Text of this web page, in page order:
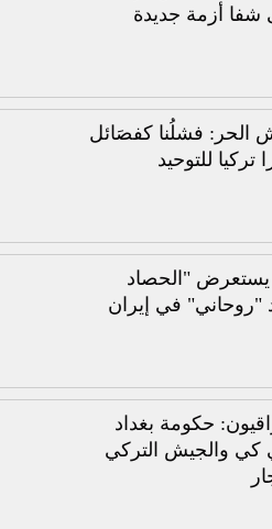
شفا أزمة جديدة
الحر: فشلُنا كفصَائل
تركيا للتوحيد
يستعرض "الحصاد
"روحاني" في إيران
حكومة بغداد
كي والجيش التركي